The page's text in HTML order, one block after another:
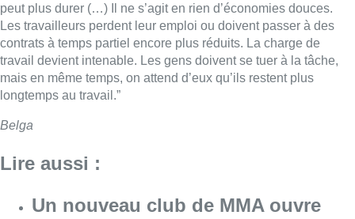
peut plus durer (…) Il ne s’agit en rien d’économies douces.
Les travailleurs perdent leur emploi ou doivent passer à des
contrats à temps partiel encore plus réduits. La charge de
travail devient intenable. Les gens doivent se tuer à la tâche,
mais en même temps, on attend d’eux qu’ils restent plus
longtemps au travail.”
Belga
Lire aussi :
Un nouveau club de MMA ouvre